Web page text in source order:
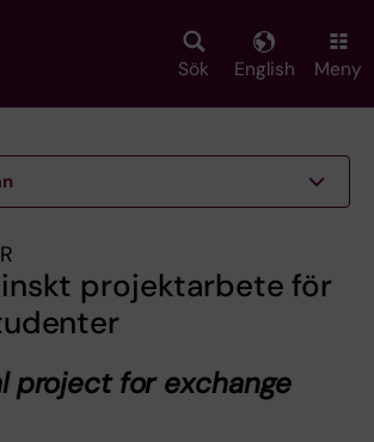
Sök English Meny
projektarbete för
project for exchange